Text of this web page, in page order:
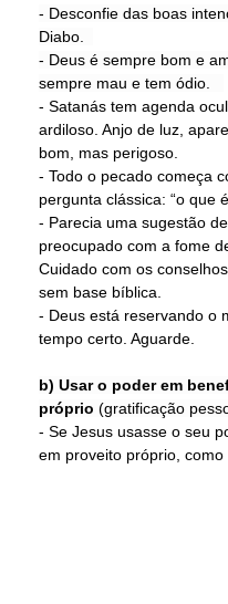
- Desconfie das boas
Diabo.
- Deus é sempre bom e
sempre mau e tem ódio.
- Satanás tem agenda
ardiloso. Anjo de luz,
bom, mas perigoso.
- Todo o pecado começa
pergunta clássica: “o que
- Parecia uma sugestão
preocupado com a fome
Cuidado com os
sem base bíblica.
- Deus está reservando o
tempo certo. Aguarde.
b) Usar o poder em
próprio (gratificação
- Se Jesus usasse o seu
em proveito próprio,